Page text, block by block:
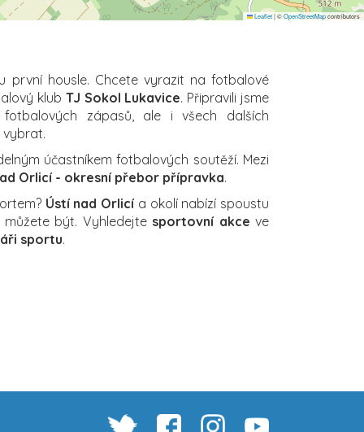
Leaflet|©OpenStreetMapcontributors
první housle. Chcete vyrazit na fotbalové
klub TJ Sokol Lukavice. Připravili jsme
zápasů, ale i všech dalších
vybrat.
účastníkem fotbalových soutěží. Mezi
Orlicí - okresní přebor přípravka.
Ústí nad Orlicía okolí nabízí spoustu
být. Vyhledejte sportovní akce ve
sportu.